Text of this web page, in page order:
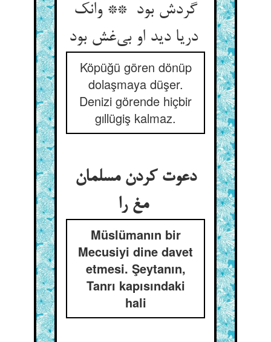
گردش بود ** وانک
دریا دید او بی‌غش بود
Köpüğü gören dönüp
dolaşmaya düşer.
Denizi görende hiçbir
gıllügiş kalmaz.
دعوت کردن مسلمان
مغ را
Müslümanın bir
Mecusiyi dine davet
etmesi. Şeytanın,
Tanrı kapısındaki
hali